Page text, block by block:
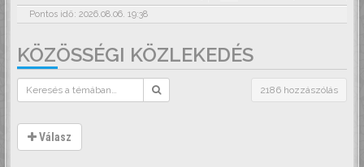
Pontos idő: 2026.08.06. 19:38
KÖZÖSSÉGI KÖZLEKEDÉS
2186 hozzászólás
Válasz